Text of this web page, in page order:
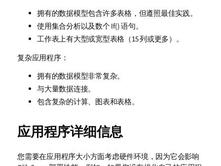
拥有的数据模型包含许多表格，但遵照最佳实践。
使用集合分析以及数个 If()语句。
工作表上有大型或宽型表格（15 列或更多）。
复杂应用程序：
拥有的数据模型非常复杂。
与大量数据连接。
包含复杂的计算、图表和表格。
应用程序详细信息
您需要在应用程序大小方面考虑硬件环境，因为它会影响